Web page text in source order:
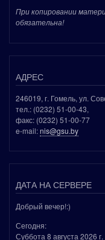
При копировании
обязательна!
АДРЕС
246019, г. Гомель, ул.
тел.: (0232) 51-00-43,
факс: (0232) 51-00-77
e-mail:nis@gsu.by
ДАТА НА СЕРВЕРЕ
Добрый вечер!:)
Сегодня:
Суббота 8 августа 2026 г.